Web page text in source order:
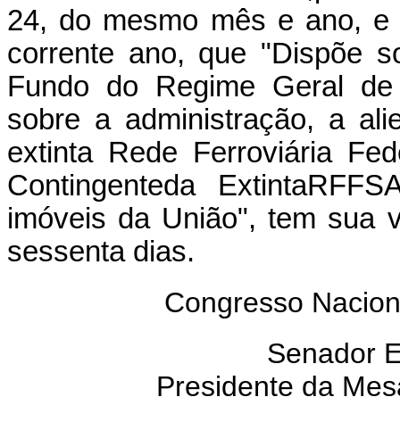
24, do mesmo mês e ano,
corrente ano, que "Dispõe
Fundo do Regime Geral
sobre a administração, a
extinta Rede Ferroviária
Contingenteda
imóveis da União", tem sua
sessenta dias.
Congresso
Senador
Presidente da